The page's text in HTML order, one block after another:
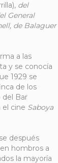
del
General
de Balaguer
a las
y se conocía
1929 se
de los
del Bar
el cine Saboya
después
hombros a
la mayoría